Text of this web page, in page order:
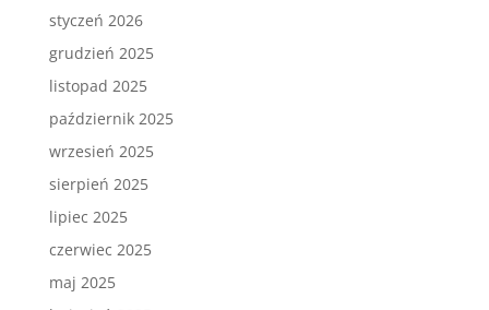
styczeń 2026
grudzień 2025
listopad 2025
październik 2025
wrzesień 2025
sierpień 2025
lipiec 2025
czerwiec 2025
maj 2025